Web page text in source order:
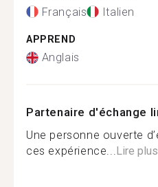
Français Italien
APPREND
Anglais
Partenaire d'échange
Une personne ouverte
ces expérience...Lire plus